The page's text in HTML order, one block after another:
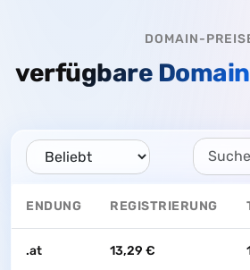
DOMAIN-
verfügbare
ENDUNG REGISTRIERUNG
.at 13,29 €